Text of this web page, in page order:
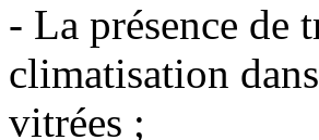
- La présence de
climatisation
vitrées ;